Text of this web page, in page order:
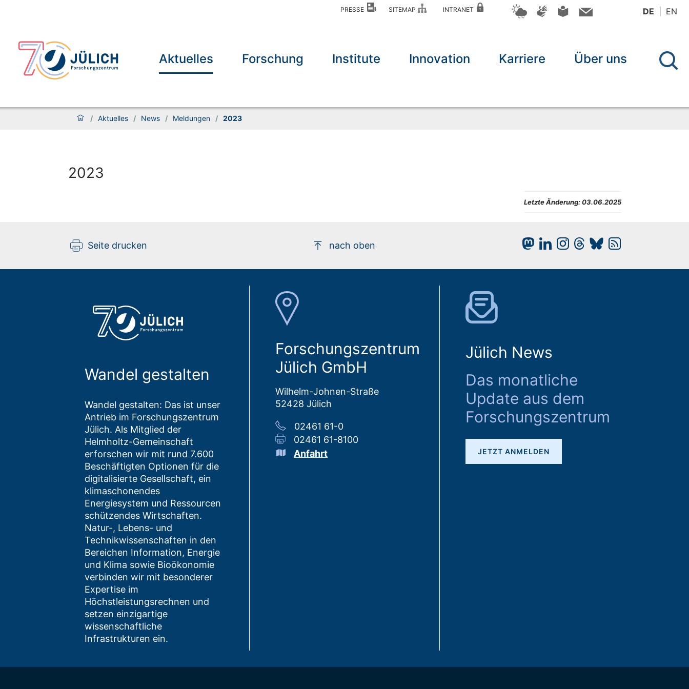
PRESSE SITEMAP INTRANET DE EN
Aktuelles Forschung Institute Innovation Karriere Über uns
/ Aktuelles / News / Meldungen / 2023
2023
Letzte Änderung: 03.06.2025
Seite drucken nach oben
Wandel gestalten
Wandel gestalten: Das ist unser
Antrieb im Forschungszentrum
Jülich. Als Mitglied der
Helmholtz-Gemeinschaft
erforschen wir mit rund 7.600
Beschäftigten Optionen für die
digitalisierte Gesellschaft, ein
klimaschonendes
Energiesystem und Ressourcen
schützendes Wirtschaften.
Natur-, Lebens- und
Technikwissenschaften in den
Bereichen Information, Energie
und Klima sowie Bioökonomie
verbinden wir mit besonderer
Expertise im
Höchstleistungsrechnen und
setzen einzigartige
wissenschaftliche
Infrastrukturen ein.
Forschungszentrum
Jülich GmbH
Wilhelm-Johnen-Straße
52428 Jülich
02461 61-0
02461 61-8100
Anfahrt
Jülich News
Das monatliche
Update aus dem
Forschungszentrum
JETZT ANMELDEN